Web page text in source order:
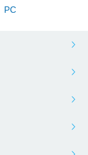
PC